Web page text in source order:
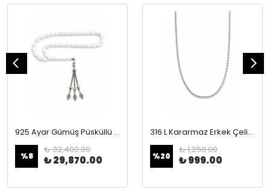
925 Ayar Gümüş Püsküllü Opal Taşı Tesbih
%8
₺ 32,400.00
₺ 29,870.00
316 L Kararmaz Erkek Çelik Kolye
%20
₺ 1,250.00
₺ 999.00